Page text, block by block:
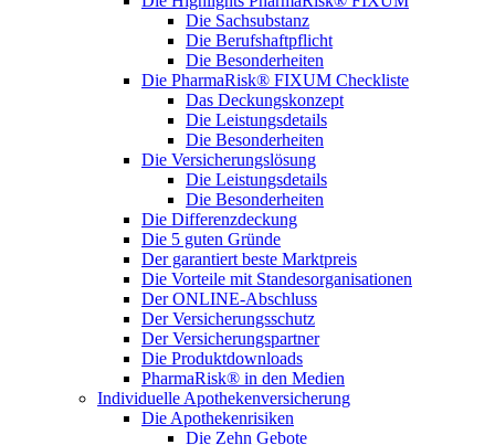
Die Sachsubstanz
Die Berufshaftpflicht
Die Besonderheiten
Die PharmaRisk® FIXUM Checkliste
Das Deckungskonzept
Die Leistungsdetails
Die Besonderheiten
Die Versicherungslösung
Die Leistungsdetails
Die Besonderheiten
Die Differenzdeckung
Die 5 guten Gründe
Der garantiert beste Marktpreis
Die Vorteile mit Standesorganisationen
Der ONLINE-Abschluss
Der Versicherungsschutz
Der Versicherungspartner
Die Produktdownloads
PharmaRisk® in den Medien
Individuelle Apothekenversicherung
Die Apothekenrisiken
Die Zehn Gebote